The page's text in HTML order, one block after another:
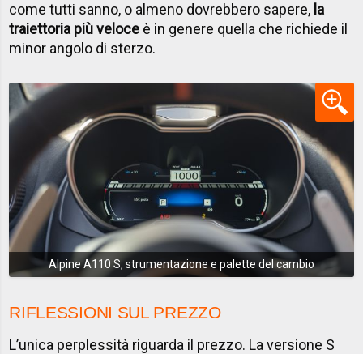
come tutti sanno, o almeno dovrebbero sapere, la
traiettoria più veloce è in genere quella che richiede il
minor angolo di sterzo.
Alpine A110 S, strumentazione e palette del cambio
RIFLESSIONI SUL PREZZO
L’unica perplessità riguarda il prezzo. La versione S